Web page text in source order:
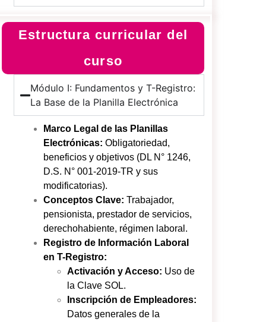
Estructura curricular del
curso
Módulo I: Fundamentos y T-Registro:
La Base de la Planilla Electrónica
Marco Legal de las Planillas
Electrónicas: Obligatoriedad,
beneficios y objetivos (DL N° 1246,
D.S. N° 001-2019-TR y sus
modificatorias).
Conceptos Clave: Trabajador,
pensionista, prestador de servicios,
derechohabiente, régimen laboral.
Registro de Información Laboral
en T-Registro:
Activación y Acceso: Uso de
la Clave SOL.
Inscripción de Empleadores:
Datos generales de la